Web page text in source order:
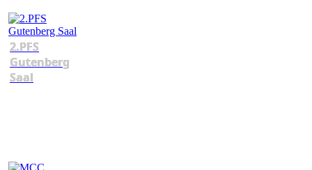
2.PFS
Gutenberg
Saal